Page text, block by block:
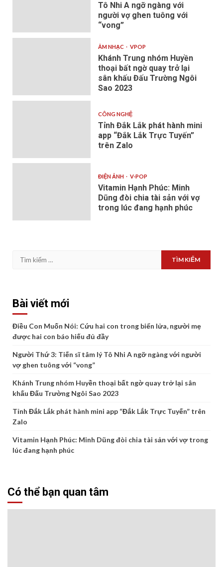
Tô Nhi A ngỡ ngàng với
người vợ ghen tuông với
“vong”
ÂM NHẠC VPOP
Khánh Trung nhóm Huyền
thoại bất ngờ quay trở lại
sân khấu Đấu Trường Ngôi
Sao 2023
CÔNG NGHỆ
Tỉnh Đắk Lắk phát hành mini
app “Đắk Lắk Trực Tuyến”
trên Zalo
ĐIỆN ẢNH V-POP
Vitamin Hạnh Phúc: Minh
Dũng đòi chia tài sản với vợ
trong lúc đang hạnh phúc
Tìm
Bài viết mới
Điều Con Muốn Nói: Cứu hai con trong biển lửa, người mẹ
được hai con báo hiếu đủ đầy
Người Thứ 3: Tiến sĩ tâm lý Tô Nhi A ngỡ ngàng với người
vợ ghen tuông với “vong”
Khánh Trung nhóm Huyền thoại bất ngờ quay trở lại sân
khấu Đấu Trường Ngôi Sao 2023
Tỉnh Đắk Lắk phát hành mini app “Đắk Lắk Trực Tuyến” trên
Zalo
Vitamin Hạnh Phúc: Minh Dũng đòi chia tài sản với vợ trong
lúc đang hạnh phúc
Có thể bạn quan tâm